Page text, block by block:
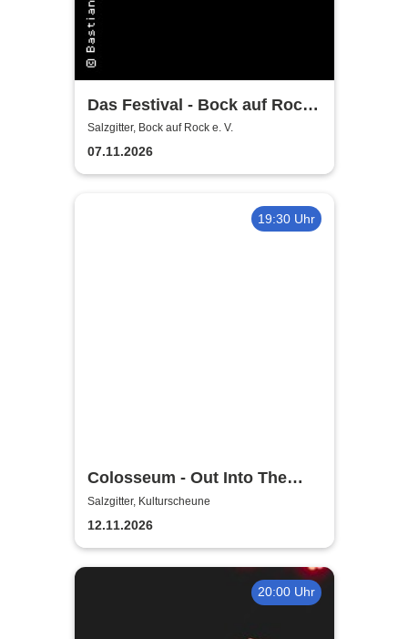
Das Festival - Bock auf Rock
gemeinnütziger e. V.
Salzgitter, Bock auf Rock e. V.
07.11.2026
19:30 Uhr
Colosseum - Out Into The
Fields
Salzgitter, Kulturscheune
12.11.2026
20:00 Uhr